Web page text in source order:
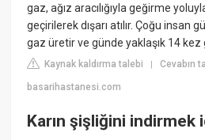
gaz, ağız aracılığıyla geğirme
geçirilerek dışarı atılır. Çoğu insan
gaz üretir ve günde yaklaşık 14 kez
Kaynak kaldırma talebi |Cevabın
basarihastanesi.com
Karın şişliğini indirmek